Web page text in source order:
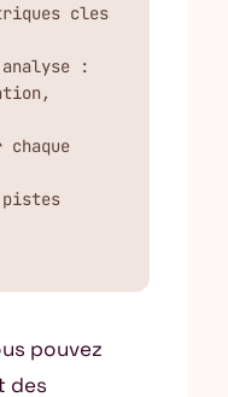
cles
:
pistes
pouvez
des